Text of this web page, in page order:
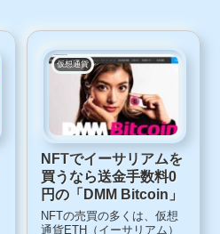
仮想通貨
NFTでイーサリアムを
買うなら送金手数料0
円の「DMM Bitcoin」
NFTの売買の多くは、仮想
通貨ETH（イーサリアム）